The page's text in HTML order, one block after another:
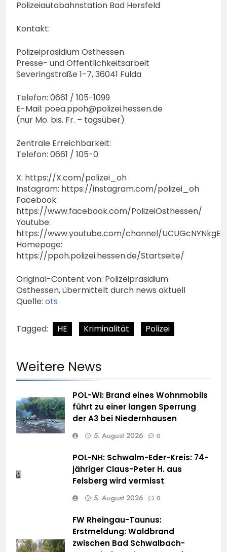
Polizeiautobahnstation Bad Hersfeld
Kontakt:
Polizeipräsidium Osthessen
Presse- und Öffentlichkeitsarbeit
Severingstraße 1-7, 36041 Fulda
Telefon: 0661 / 105-1099
E-Mail: poea.ppoh@polizei.hessen.de
(nur Mo. bis. Fr. – tagsüber)
Zentrale Erreichbarkeit:
Telefon: 0661 / 105-0
X: https://X.com/polizei_oh
Instagram: https://instagram.com/polizei_oh
Facebook:
https://www.facebook.com/PolizeiOsthessen/
Youtube:
https://www.youtube.com/channel/
Homepage:
https://ppoh.polizei.hessen.de/Startseite/
Original-Content von: Polizeipräsidium
Osthessen, übermittelt durch news aktuell
Quelle: ots
Tagged: HE Kriminalität Polizei
Weitere News
POL-WI: Brand eines Wohnmobils
führt zu einer langen Sperrung
der A3 bei Niedernhausen
5. August 2026 0
POL-NH: Schwalm-Eder-Kreis: 74-
jähriger Claus-Peter H. aus
Felsberg wird vermisst
5. August 2026 0
FW Rheingau-Taunus:
Erstmeldung: Waldbrand
zwischen Bad Schwalbach-